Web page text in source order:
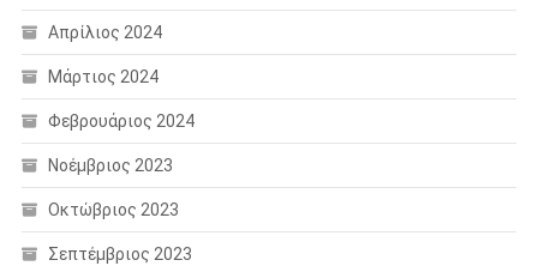
Απρίλιος 2024
Μάρτιος 2024
Φεβρουάριος 2024
Νοέμβριος 2023
Οκτώβριος 2023
Σεπτέμβριος 2023